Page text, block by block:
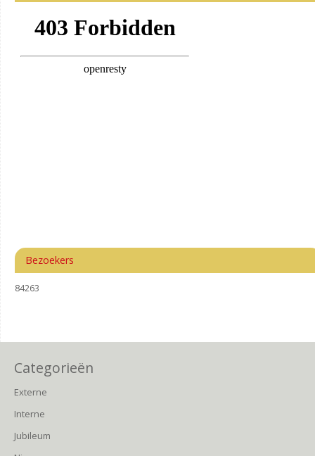
Bezoekers
84263
Categorieën
Externe
Interne
Jubileum